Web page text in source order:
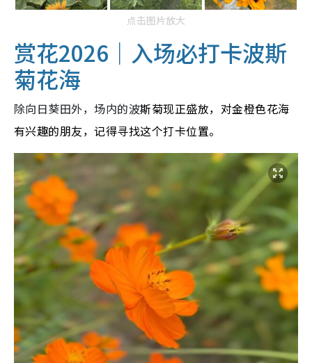
点击图片放大
赏花2026｜入场必打卡波斯
菊花海
除向日葵田外，场内的波斯菊现正盛放，对金橙色花海
有兴趣的朋友，记得寻找这个打卡位置。